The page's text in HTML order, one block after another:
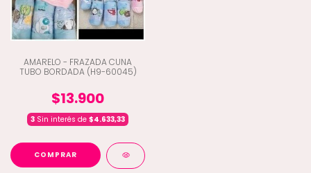
AMARELO - FRAZADA CUNA
TUBO BORDADA (H9-60045)
$13.900
3 Sin interés de $4.633,33
COMPRAR